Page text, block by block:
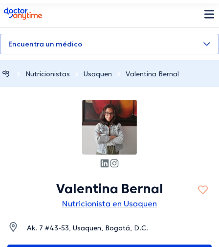
doctoranytime
Encuentra un médico
Nutricionistas Usaquen Valentina Bernal
Valentina Bernal
Nutricionista en Usaquen
Ak. 7 #43-53, Usaquen, Bogotá, D.C.